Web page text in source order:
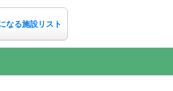
なる施設リスト